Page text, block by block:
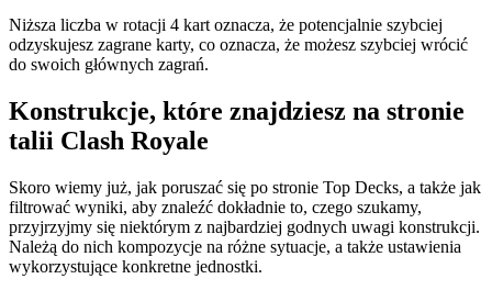
Niższa liczba w rotacji 4 kart oznacza, że potencjalnie szybciej
odzyskujesz zagrane karty, co oznacza, że możesz szybciej wrócić
do swoich głównych zagrań.
Konstrukcje, które znajdziesz na stronie
talii Clash Royale
Skoro wiemy już, jak poruszać się po stronie Top Decks, a także jak
filtrować wyniki, aby znaleźć dokładnie to, czego szukamy,
przyjrzyjmy się niektórym z najbardziej godnych uwagi konstrukcji.
Należą do nich kompozycje na różne sytuacje, a także ustawienia
wykorzystujące konkretne jednostki.